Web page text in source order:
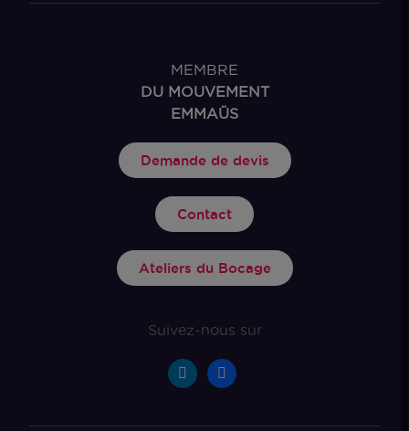
MEMBRE
DU MOUVEMENT
EMMAÜS
Demande de devis
Contact
Ateliers du Bocage
Suivez-nous sur